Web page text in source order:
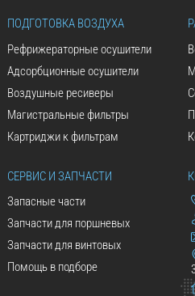
ПОДГОТОВКА ВОЗДУХА
Рефрижераторные осушители
Адсорбционные осушители
Воздушные ресиверы
Магистральные фильтры
Картриджи к фильтрам
СЕРВИС И ЗАПЧАСТИ
Запасные части
Запчасти для поршневых
Запчасти для винтовых
Помощь в подборе